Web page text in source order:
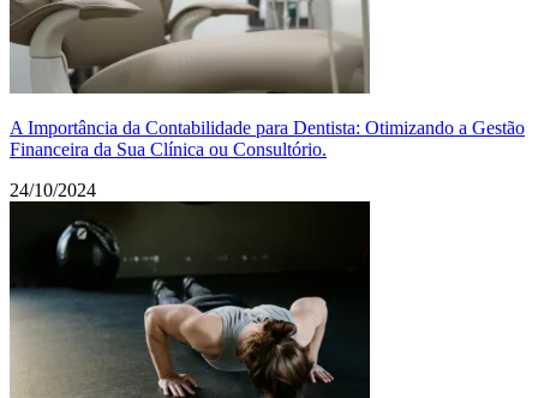
A Importância da Contabilidade para Dentista: Otimizando a Gestão
Financeira da Sua Clínica ou Consultório.
24/10/2024